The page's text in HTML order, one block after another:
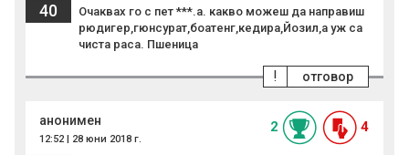
40
Очаквах го с пет ***.а. какво можеш да направиш
рюдигер,гюнсурат,боатенг,кедира,Йозил,а уж са
чиста раса. Пшеница
отговор
!
анонимен
12:52 | 28 юни 2018 г.
2 4